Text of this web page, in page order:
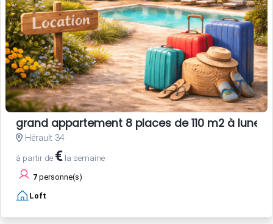
grand appartement 8 places de 110 m2 à lunel
Hérault 34
à partir de € la semaine
7 personne(s)
Loft